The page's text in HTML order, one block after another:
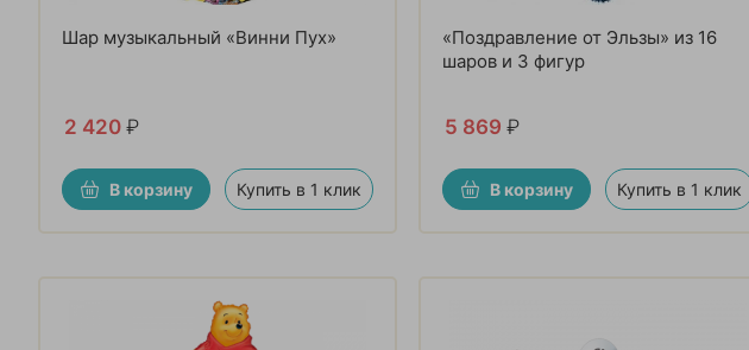
Шар музыкальный «Винни Пух»
2 420 ₽
В корзину Купить в 1 клик
«Поздравление от Эльзы» из 16
шаров и 3 фигур
5 869 ₽
В корзину Купить в 1 клик